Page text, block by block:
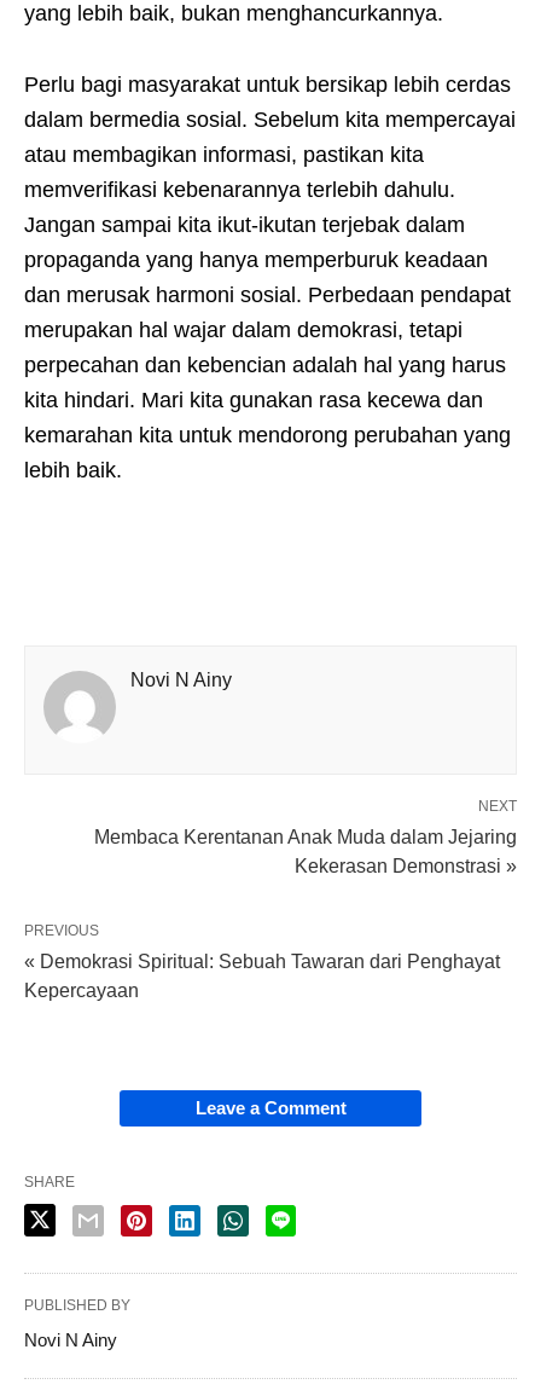
yang lebih baik, bukan menghancurkannya.
Perlu bagi masyarakat untuk bersikap lebih cerdas
dalam bermedia sosial. Sebelum kita mempercayai
atau membagikan informasi, pastikan kita
memverifikasi kebenarannya terlebih dahulu.
Jangan sampai kita ikut-ikutan terjebak dalam
propaganda yang hanya memperburuk keadaan
dan merusak harmoni sosial. Perbedaan pendapat
merupakan hal wajar dalam demokrasi, tetapi
perpecahan dan kebencian adalah hal yang harus
kita hindari. Mari kita gunakan rasa kecewa dan
kemarahan kita untuk mendorong perubahan yang
lebih baik.
Novi N Ainy
NEXT
Membaca Kerentanan Anak Muda dalam Jejaring
Kekerasan Demonstrasi »
PREVIOUS
« Demokrasi Spiritual: Sebuah Tawaran dari Penghayat
Kepercayaan
Leave a Comment
SHARE
PUBLISHED BY
Novi N Ainy